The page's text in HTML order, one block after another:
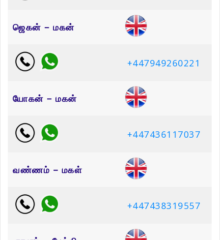
ஜெகன் – மகன்
+447949260221
யோகன் – மகன்
+447436117037
வண்ணம் – மகள்
+447438319557